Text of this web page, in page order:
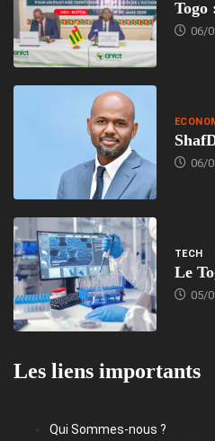
Togo
06/
06/
TECH
Le
05/
Les liens importants
Qui Sommes-nous ?